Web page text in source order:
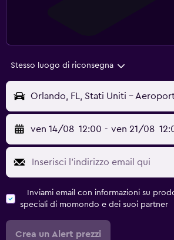
Stesso luogo di riconsegna
ven 14/08 12:00 - ven 21/08
Inviami email con informazioni su
speciali di momondo e dei suoi partner
Crea un Alert prezzi